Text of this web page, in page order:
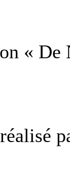
« De